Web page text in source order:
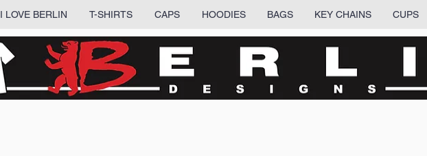
I LOVE BERLIN T-SHIRTS CAPS HOODIES BAGS KEY CHAINS CUPS